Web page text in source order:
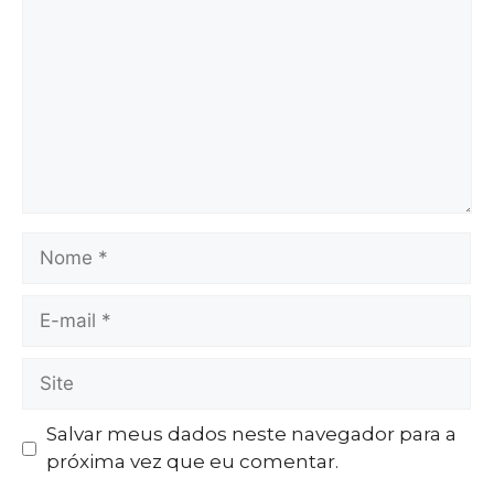
Salvar meus dados neste navegador para a
próxima vez que eu comentar.